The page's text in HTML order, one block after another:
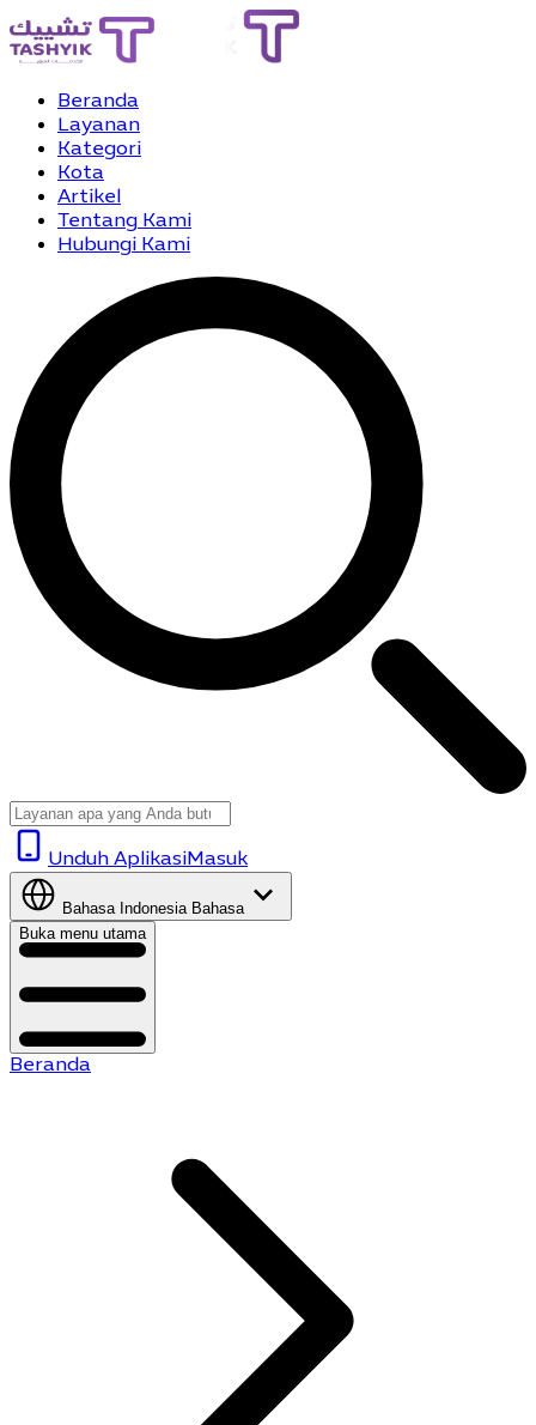
Beranda
Layanan
Kategori
Kota
Artikel
Tentang Kami
Hubungi Kami
Unduh AplikasiMasuk
Bahasa Indonesia Bahasa
Buka menu utama
Beranda